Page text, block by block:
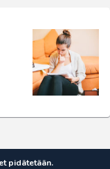
pidätetään.